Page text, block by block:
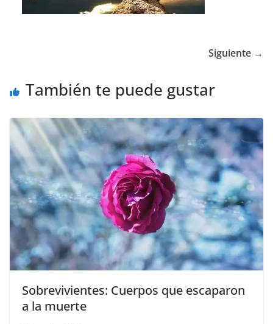
Siguiente →
También te puede gustar
Sobrevivientes: Cuerpos que escaparon
a la muerte